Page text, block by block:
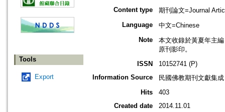
Tools
Export
Content type
期刊論文=Journal
Language
中文=Chinese
Note
本文收錄於黃夏年主
原刊影印。
ISSN
10152741 (P)
Information Source
民國佛教期刊文獻集
Hits
403
Created date
2014.11.01